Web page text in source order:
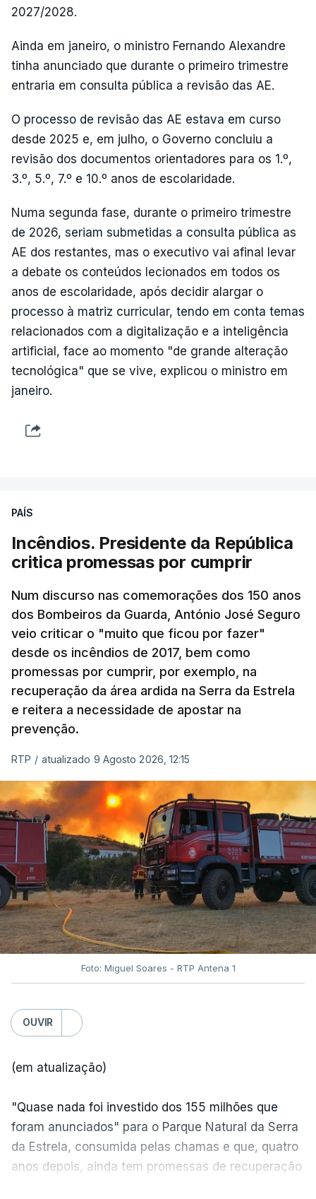
2027/2028.
Ainda em janeiro, o ministro Fernando Alexandre
tinha anunciado que durante o primeiro trimestre
entraria em consulta pública a revisão das AE.
O processo de revisão das AE estava em curso
desde 2025 e, em julho, o Governo concluiu a
revisão dos documentos orientadores para os 1.º,
3.º, 5.º, 7.º e 10.º anos de escolaridade.
Numa segunda fase, durante o primeiro trimestre
de 2026, seriam submetidas a consulta pública as
AE dos restantes, mas o executivo vai afinal levar
a debate os conteúdos lecionados em todos os
anos de escolaridade, após decidir alargar o
processo à matriz curricular, tendo em conta temas
relacionados com a digitalização e a inteligência
artificial, face ao momento "de grande alteração
tecnológica" que se vive, explicou o ministro em
janeiro.
PAÍS
Incêndios. Presidente da República
critica promessas por cumprir
Num discurso nas comemorações dos 150 anos
dos Bombeiros da Guarda, António José Seguro
veio criticar o "muito que ficou por fazer"
desde os incêndios de 2017, bem como
promessas por cumprir, por exemplo, na
recuperação da área ardida na Serra da Estrela
e reitera a necessidade de apostar na
prevenção.
RTP / atualizado 9 Agosto 2026, 12:15
Foto: Miguel Soares - RTP Antena 1
OUVIR
(em atualização)
"Quase nada foi investido dos 155 milhões que
foram anunciados" para o Parque Natural da Serra
da Estrela, consumida pelas chamas e que, quatro
anos depois, ainda tem promessas de recuperação